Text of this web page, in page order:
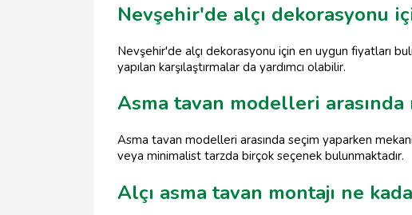
Nevşehir'de alçı dekorasyonu
Nevşehir'de alçı dekorasyonu için en uygun fiyatları
yapılan karşılaştırmalar da yardımcı olabilir.
Asma tavan modelleri arasında
Asma tavan modelleri arasında seçim yaparken
veya minimalist tarzda birçok seçenek bulunmaktadır.
Alçı asma tavan montajı ne